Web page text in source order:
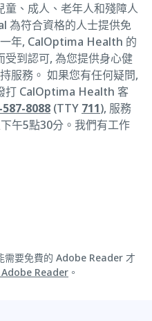
、成人、老年人和殘障人
為符合資格的人士提供免
年, CalOptima Health 的
到認可, 為您提供身心健
服務。 如果您有任何疑問,
打 CalOptima Health 客
8088 (TTY 711), 服務
午5點30分。我們有工作
需要免費的 Adobe Reader 才
Reader 。